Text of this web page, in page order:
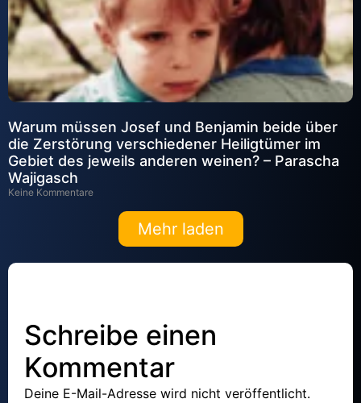
Warum müssen Josef und Benjamin beide über
die Zerstörung verschiedener Heiligtümer im
Gebiet des jeweils anderen weinen? – Parascha
Wajigasch
Keine Kommentare
Mehr laden
Schreibe einen
Kommentar
Deine E-Mail-Adresse wird nicht veröffentlicht.